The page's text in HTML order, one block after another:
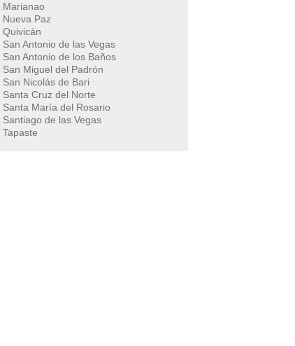
Marianao
Nueva Paz
Quivicán
San Antonio de las Vegas
San Antonio de los Baños
San Miguel del Padrón
San Nicolás de Bari
Santa Cruz del Norte
Santa María del Rosario
Santiago de las Vegas
Tapaste